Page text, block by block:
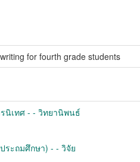
for fourth grade students
นิเทศ - - วิทยานิพนธ์
ระถมศึกษา) - - วิจัย